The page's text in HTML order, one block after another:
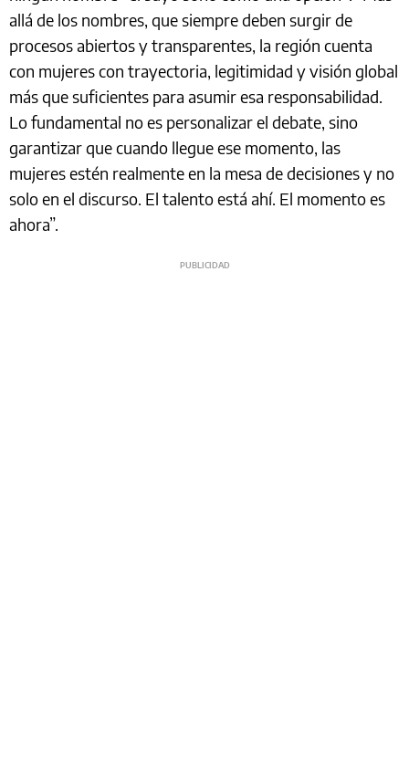
allá de los nombres, que siempre deben surgir de
procesos abiertos y transparentes, la región cuenta
con mujeres con trayectoria, legitimidad y visión global
más que suficientes para asumir esa responsabilidad.
Lo fundamental no es personalizar el debate, sino
garantizar que cuando llegue ese momento, las
mujeres estén realmente en la mesa de decisiones y no
solo en el discurso. El talento está ahí. El momento es
ahora”.